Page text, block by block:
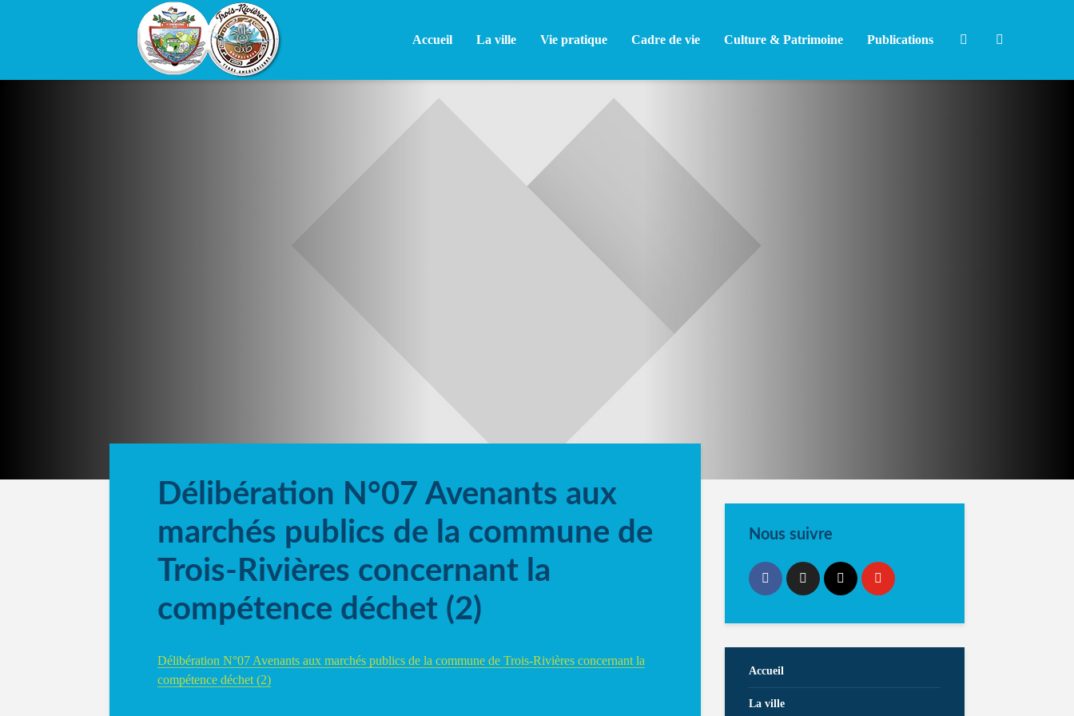
Accueil La ville Vie pratique Cadre de vie Culture & Patrimoine Publications
Délibération N°07 Avenants aux
marchés publics de la commune de
Trois-Rivières concernant la
compétence déchet (2)
Délibération N°07 Avenants aux marchés publics de la commune de Trois-Rivières concernant la
compétence déchet (2)
Nous suivre
Accueil
La ville